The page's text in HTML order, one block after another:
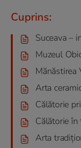
Cuprins:
Suceava –
Muzeul
Mănăstirea
Arta
Călătorie
Călătorie
Arta